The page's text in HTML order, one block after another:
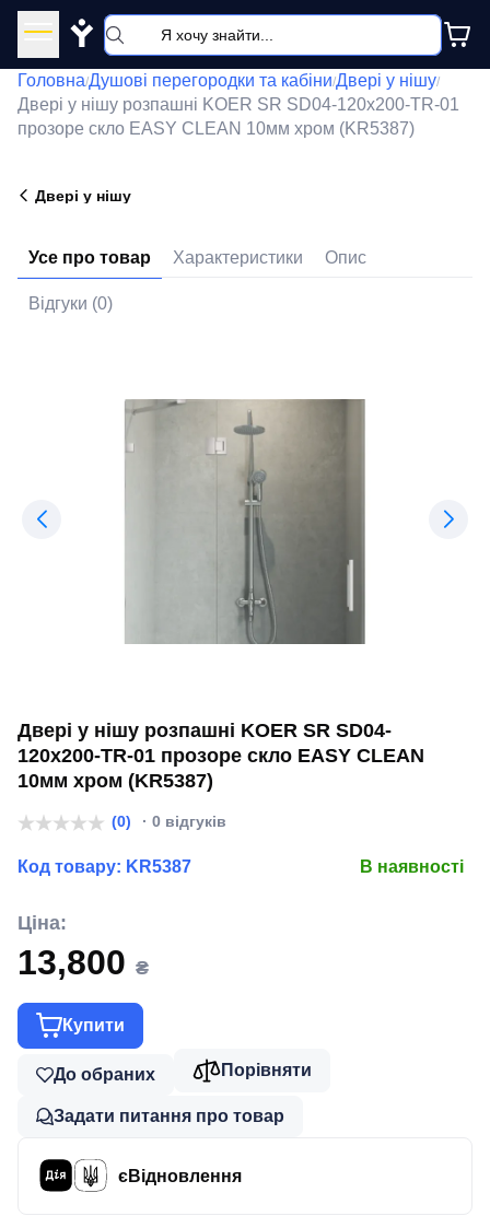
Y
Головна/Душові перегородки та кабіни/Двері у нішу/
Двері у нішу розпашні KOER SR SD04-120x200-TR-01
прозоре скло EASY CLEAN 10мм хром (KR5387)
Двері у нішу
Усе про товар Характеристики Опис
Відгуки (0)
Двері у нішу розпашні KOER SR SD04-
120x200-TR-01 прозоре скло EASY CLEAN
10мм хром (KR5387)
(0) · 0 відгуків
Код товару: KR5387 В наявності
Ціна:
13,800 ₴
Купити
До обраних Порівняти
Задати питання про товар
єВідновлення